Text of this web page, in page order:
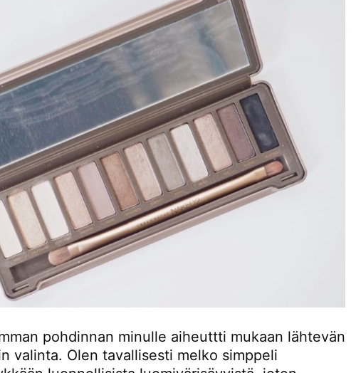
pohdinnan minulle aiheuttti mukaan lähtevän
valinta. Olen tavallisesti melko simppeli